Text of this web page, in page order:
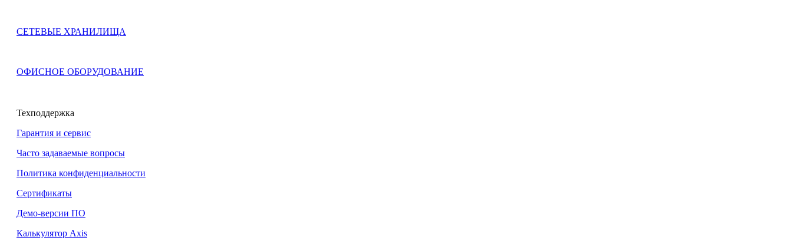
СЕТЕВЫЕ ХРАНИЛИЩА
ОФИСНОЕ ОБОРУДОВАНИЕ
Техподдержка
Гарантия и сервис
Часто задаваемые вопросы
Политика конфиденциальности
Сертификаты
Демо-версии ПО
Калькулятор Axis